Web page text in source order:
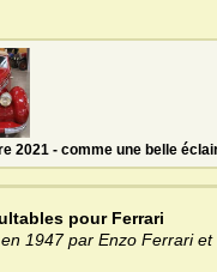
2021 - comme une belle
pour Ferrari
1947 par Enzo Ferrari et